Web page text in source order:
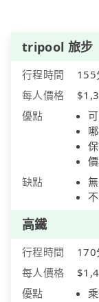
tripool 旅步
行程時間
155
每人價格
優點
缺點
高鐵
行程時間
170
每人價格
優點